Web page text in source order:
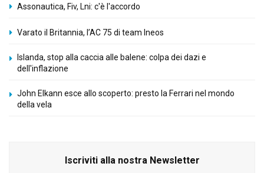
Assonautica, Fiv, Lni: c'è l'accordo
Varato il Britannia, l’AC 75 di team Ineos
Islanda, stop alla caccia alle balene: colpa dei dazi e
dell'inflazione
John Elkann esce allo scoperto: presto la Ferrari nel mondo
della vela
Iscriviti alla nostra Newsletter